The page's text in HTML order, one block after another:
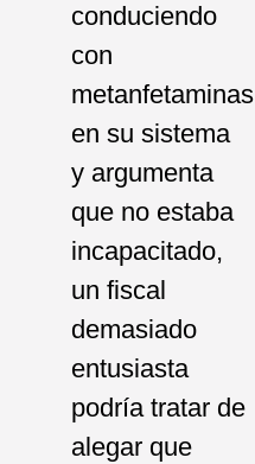
conduciendo
con
metanfetaminas
en su sistema
y argumenta
que no estaba
incapacitado,
un fiscal
demasiado
entusiasta
podría tratar de
alegar que